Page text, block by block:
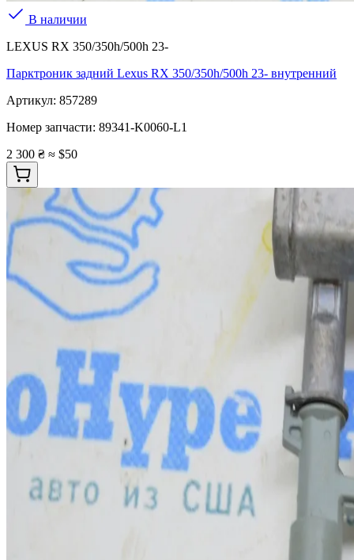
В наличии
LEXUS RX 350/350h/500h 23-
Парктроник задний Lexus RX 350/350h/500h 23- внутренний
Артикул: 857289
Номер запчасти: 89341-K0060-L1
2 300 ₴ ≈ $50